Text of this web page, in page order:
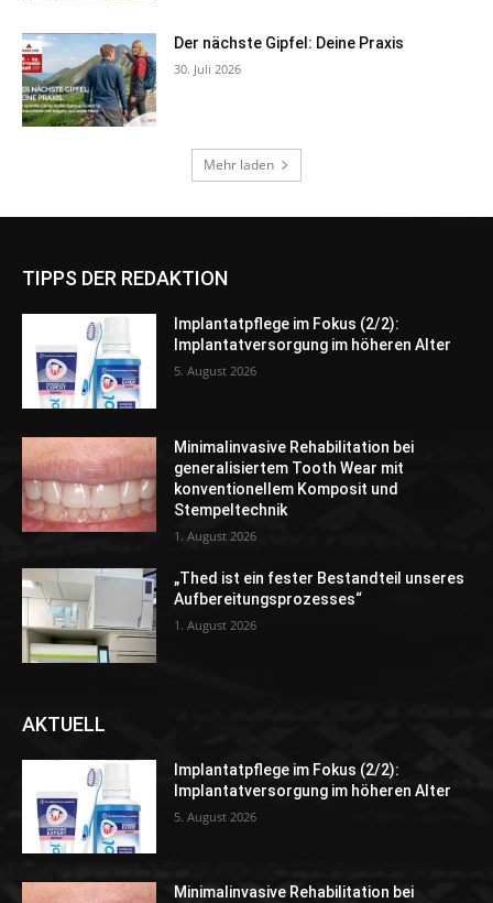
TIPPS DER REDAKTION
Implantatpflege im Fokus (2/2):
Implantatversorgung im höheren Alter
5. August 2026
Minimalinvasive Rehabilitation bei
generalisiertem Tooth Wear mit
konventionellem Komposit und
Stempeltechnik
1. August 2026
„Thed ist ein fester Bestandteil unseres
Aufbereitungsprozesses“
1. August 2026
AKTUELL
Implantatpflege im Fokus (2/2):
Implantatversorgung im höheren Alter
5. August 2026
Minimalinvasive Rehabilitation bei